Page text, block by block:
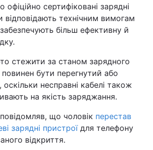
офіційно сертифіковані зарядні
відповідають технічним вимогам
більш ефективну й
стежити за станом зарядного
повинен бути перегнутий або
несправні кабелі також
на якість заряджання.
що чоловік перестав
зарядні пристроїдля телефону
відкриття.